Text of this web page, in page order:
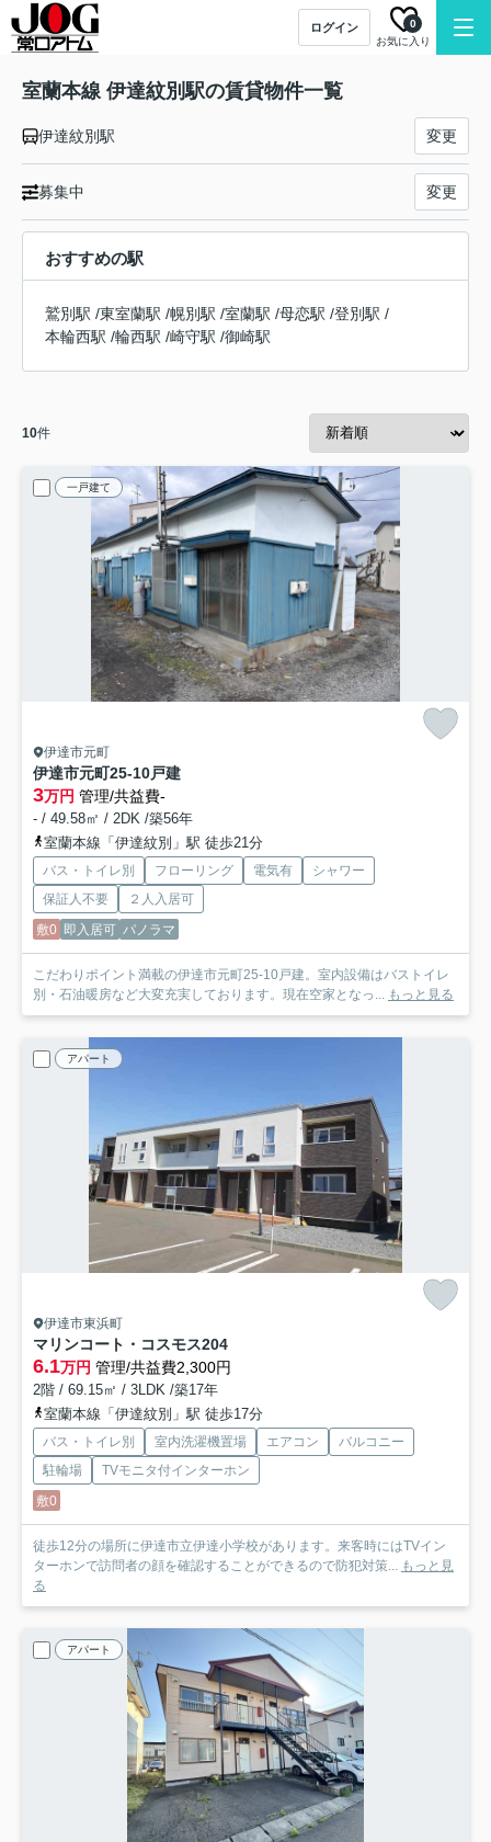
ログイン
お気に入り
0
室蘭本線 伊達紋別駅の賃貸物件一覧
伊達紋別駅 変更
募集中 変更
おすすめの駅
鷲別駅 /東室蘭駅 /幌別駅 /室蘭駅 /母恋駅 /登別駅 /
本輪西駅 /輪西駅 /崎守駅 /御崎駅
10件
一戸建て
伊達市元町
伊達市元町25-10戸建
3万円 管理/共益費-
- / 49.58㎡ / 2DK /築56年
室蘭本線「伊達紋別」駅 徒歩21分
バス・トイレ別 フローリング 電気有
シャワー
保証人不要
２人入居可
敷0 即入居可 パノラマ
こだわりポイント満載の伊達市元町25-10戸建。室内設備はバストイレ
別・石油暖房など大変充実しております。現在空家となっ... もっと見る
アパート
伊達市東浜町
マリンコート・コスモス204
6.1万円 管理/共益費2,300円
2階 / 69.15㎡ / 3LDK /築17年
室蘭本線「伊達紋別」駅 徒歩17分
バス・トイレ別 室内洗濯機置場 エアコン
バルコニー
駐輪場
TVモニタ付インターホン
敷0
徒歩12分の場所に伊達市立伊達小学校があります。来客時にはTVイン
ターホンで訪問者の顔を確認することができるので防犯対策... もっと見
る
アパート